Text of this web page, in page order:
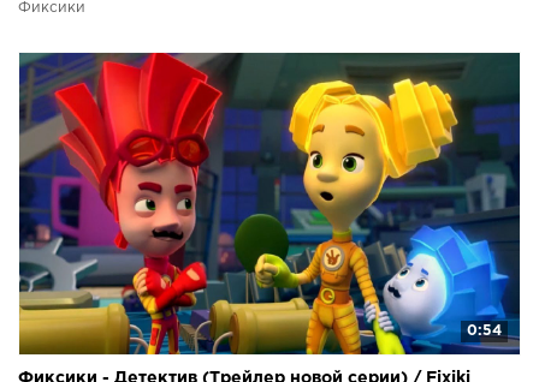
Фиксики
0:54
Фиксики - Детектив (Трейлер новой серии) / Fixiki